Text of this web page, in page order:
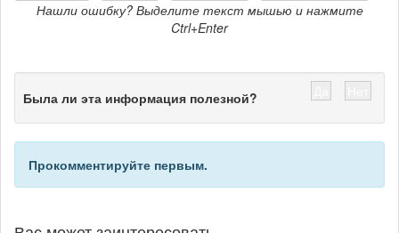
Нашли ошибку? Выделите текст мышью и нажмите
Ctrl+Enter
Была ли эта информация полезной?
Прокомментируйте первым.